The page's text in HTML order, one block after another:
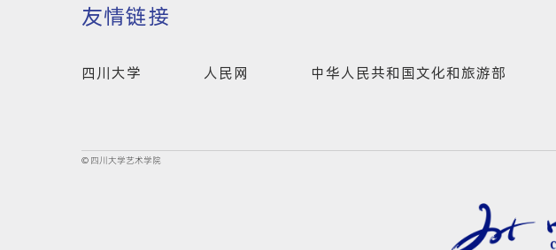
友情链接
四川大学 人民网 中华人民共和国文化和旅游部
© 四川大学艺术学院